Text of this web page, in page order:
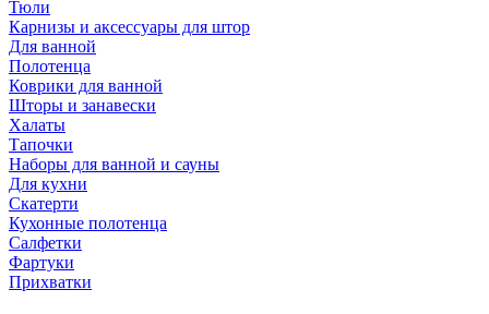
Тюли
Карнизы и аксессуары для штор
Для ванной
Полотенца
Коврики для ванной
Шторы и занавески
Халаты
Тапочки
Наборы для ванной и сауны
Для кухни
Скатерти
Кухонные полотенца
Салфетки
Фартуки
Прихватки